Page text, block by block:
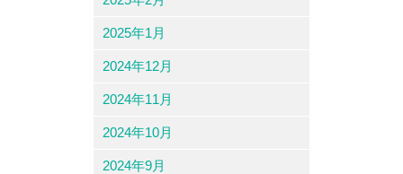
2025年1月
2024年12月
2024年11月
2024年10月
2024年9月